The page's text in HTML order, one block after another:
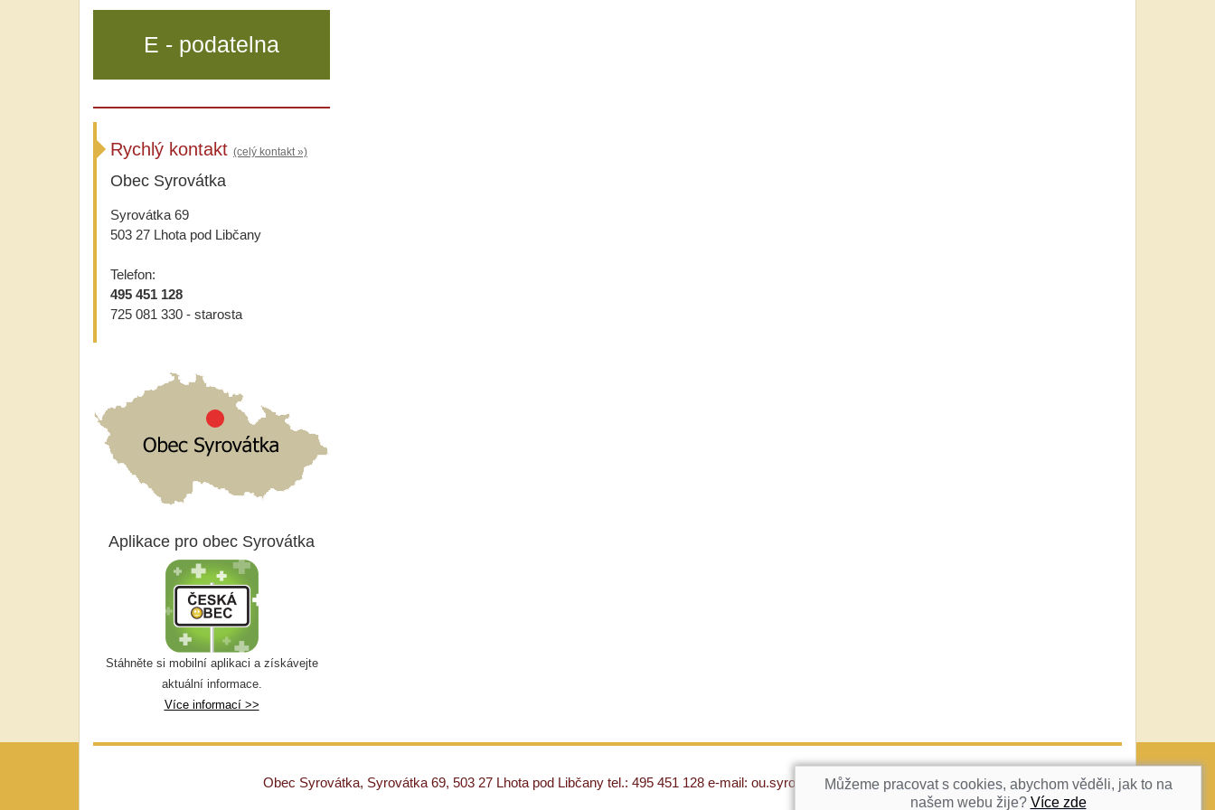
E - podatelna
Rychlý kontakt (celý kontakt »)
Obec Syrovátka
Syrovátka 69
503 27 Lhota pod Libčany
Telefon:
495 451 128
725 081 330 - starosta
Aplikace pro obec Syrovátka
Stáhněte si mobilní aplikaci a získávejte
aktuální informace.
Více informací >>
NAHORU
Obec Syrovátka, Syrovátka 69, 503 27 Lhota pod Libčany tel.: 495 451 128 e-mail: ou.syrovatka@c-box.czMůžeme pracovat s cookies, abychom věděli, jak to na
našem webu žije? Více zde